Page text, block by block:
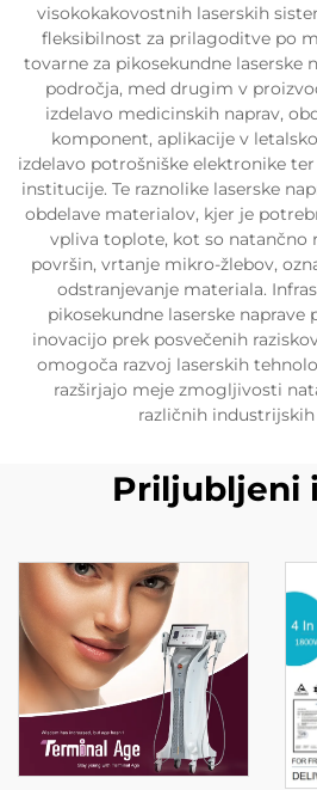
visokokakovostnih laserskih
fleksibilnost za prilagoditve po
tovarne za pikosekundne laserske
področja, med drugim v
izdelavo medicinskih naprav,
komponent, aplikacije v
izdelavo potrošniške elektronike
institucije. Te raznolike laserske
obdelave materialov, kjer je
vpliva toplote, kot so natančno
površin, vrtanje mikro-žlebov,
odstranjevanje materiala.
pikosekundne laserske naprave
inovacijo prek posvečenih
omogoča razvoj laserskih
razširjajo meje zmogljivosti
različnih
Priljubljeni